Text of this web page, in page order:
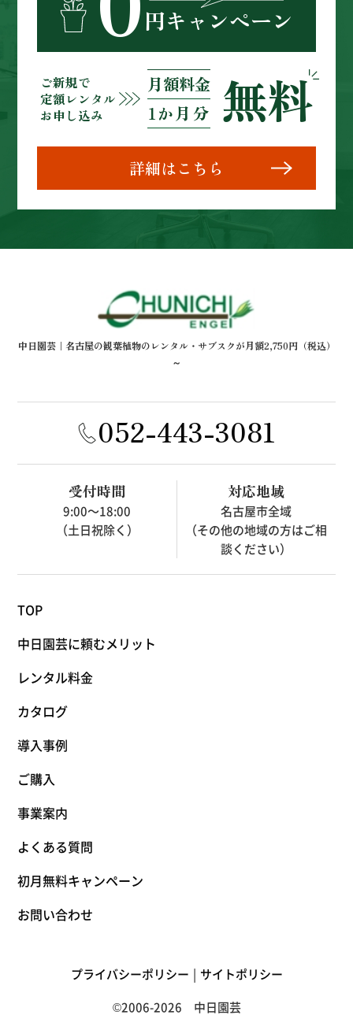
円キャンペーン
ご新規で
定額レンタル
お申し込み
月額料金
1か月分
無料
詳細はこちら
中日園芸｜名古屋の観葉植物のレンタル・サブスクが月額2,750円（税込）
～
052-443-3081
受付時間
9:00～18:00
（土日祝除く）
対応地域
名古屋市全域
（その他の地域の方はご相
談ください）
TOP
中日園芸に頼むメリット
レンタル料金
カタログ
導入事例
ご購入
事業案内
よくある質問
初月無料キャンペーン
お問い合わせ
プライバシーポリシー
サイトポリシー
©2006-2026 中日園芸